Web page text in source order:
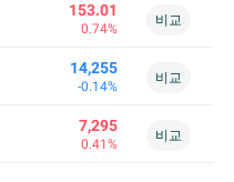
153.01
0.74%
비교
14,255
-0.14%
비교
7,295
0.41%
비교